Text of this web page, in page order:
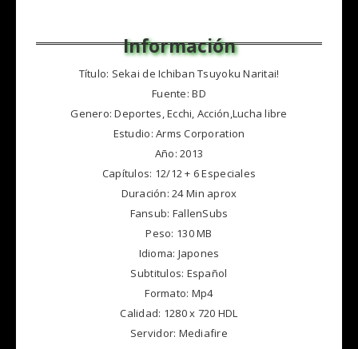
Título: Sekai de Ichiban Tsuyoku Naritai!
Fuente: BD
Genero: Deportes, Ecchi, Acción,Lucha libre
Estudio: Arms Corporation
Año: 2013
Capítulos: 12/12 + 6 Especiales
Duración: 24 Min aprox
Fansub: FallenSubs
Peso: 130 MB
Idioma: Japones
Subtitulos: Español
Formato: Mp4
Calidad: 1280 x 720 HDL
Servidor: Mediafire